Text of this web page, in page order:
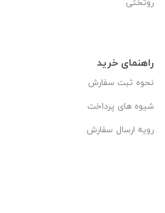
راهنمای خرید
نحوه ثبت سفارش
شیوه های پرداخت
رویه ارسال سفارش